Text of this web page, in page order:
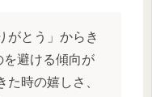
がとう」からき
避ける傾向が
時の嬉しさ、